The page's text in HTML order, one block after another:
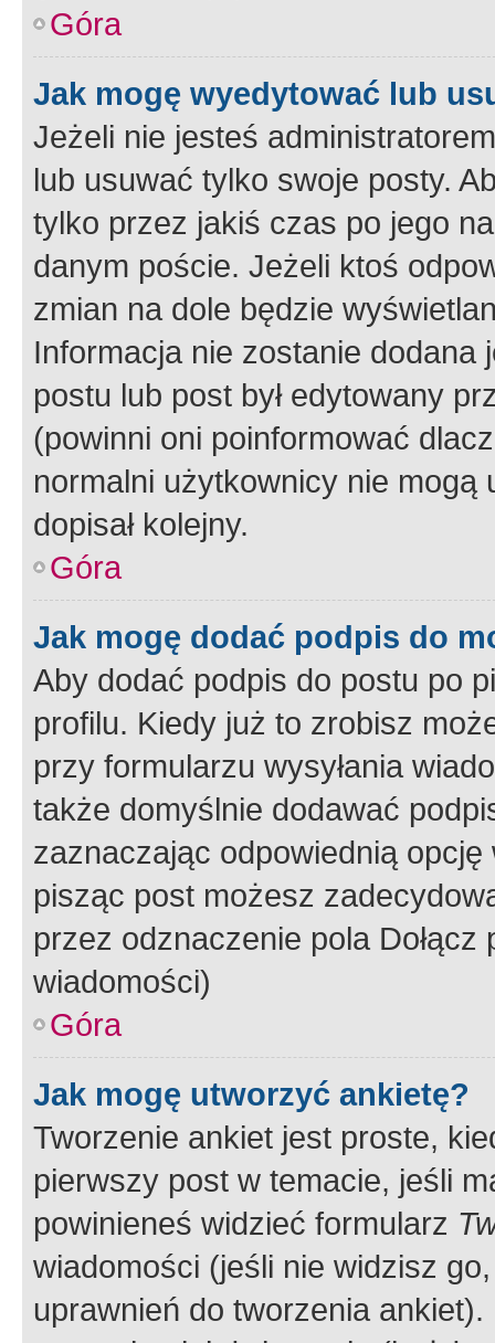
Góra
Jak mogę wyedytować lub
Jeżeli nie jesteś
lub usuwać tylko swoje posty.
tylko przez jakiś czas po jego
danym poście. Jeżeli ktoś
zmian na dole będzie
Informacja nie zostanie dodana
postu lub post był edytowany
(powinni oni poinformować
normalni użytkownicy nie
dopisał kolejny.
Góra
Jak mogę dodać podpis do
Aby dodać podpis do postu po
profilu. Kiedy już to zrobisz
przy formularzu wysyłania
także domyślnie dodawać
zaznaczając odpowiednią
pisząc post możesz
przez odznaczenie pola
wiadomości)
Góra
Jak mogę utworzyć ankietę?
Tworzenie ankiet jest proste,
pierwszy post w temacie, jeśli
powinieneś widzieć formularz
wiadomości (jeśli nie widzisz
uprawnień do tworzenia